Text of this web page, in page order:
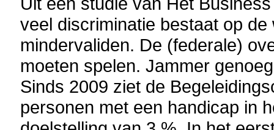
veel discriminatie bestaat op
mindervaliden. De (federale)
moeten spelen. Jammer
Sinds 2009 ziet de
personen met een handicap in